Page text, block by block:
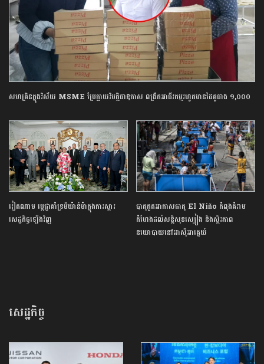
សហគ្រិនក្នុងវិស័យ MSME ប្រែក្លាយវិបត្តិជាឱកាស ពង្រីកអាជីវកម្មរហូតមានដៃគូជាង ១,០០០
វៀតណាម​ ប្ដេជ្ញា​គាំទ្រ​មីយ៉ាន់ម៉ា​ក្នុង​ការ​ស្ដារ​
សេដ្ឋកិច្ច​ឡើងវិញ​
បាតុភូតអាកាសធាតុ El Niño កំពុងគំរាម
កំហែងដល់សន្តិសុខស្បៀង និងស្ថិរភាព
នយោបាយនៅអាស៊ីអាគ្នេយ៍
សេដ្ឋកិច្ច